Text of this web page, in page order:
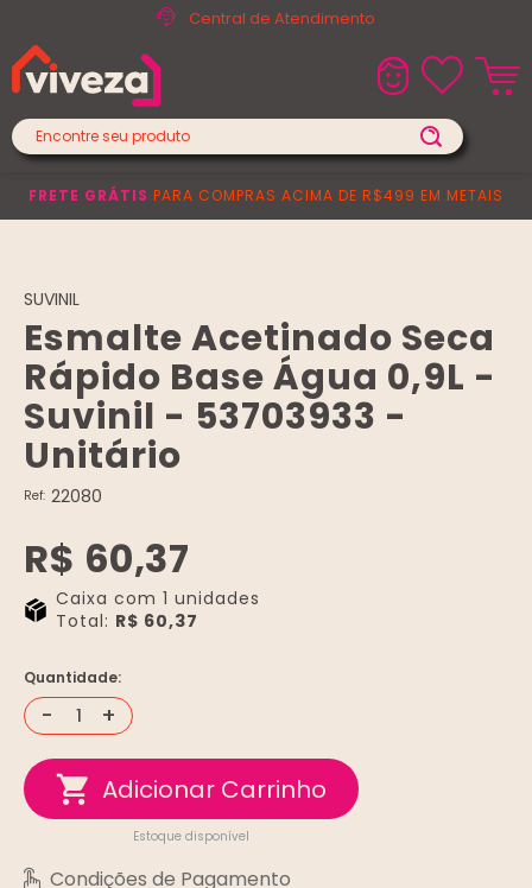
Central de Atendimento
FRETE GRÁTIS PARA COMPRAS ACIMA DE R$499 EM METAIS
SUVINIL
Esmalte Acetinado Seca
Rápido Base Água 0,9L -
Suvinil - 53703933 -
Unitário
Ref: 22080
R$ 60,37
Caixa com 1 unidades
Total: R$ 60,37
Quantidade:
- +
Estoque disponível